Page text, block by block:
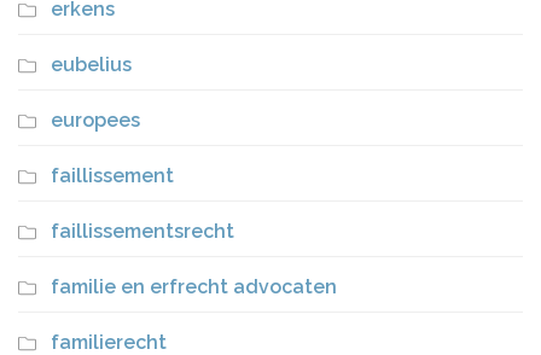
erkens
eubelius
europees
faillissement
faillissementsrecht
familie en erfrecht advocaten
familierecht